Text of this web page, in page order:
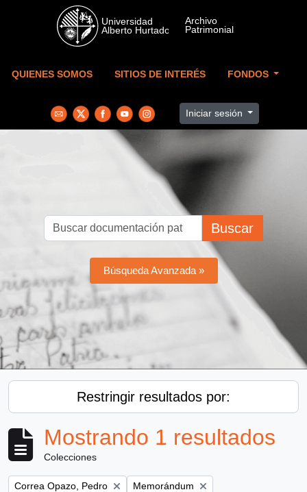
Skip to main content
QUIENES SOMOS SITIOS DE INTERÉS FONDOS
Iniciar sesión
Buscar
Búsqueda Avanzada »
Restringir resultados por:
Mostrando 1 resultados
Colecciones
Remove filter:
Correa Opazo, Pedro Remove filter:
Memorándum